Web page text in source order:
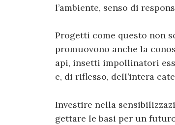
l’ambiente, senso di
Progetti come questo non
promuovono anche la
api, insetti impollinatori
e, di riflesso, dell’intera
Investire nella
gettare le basi per un